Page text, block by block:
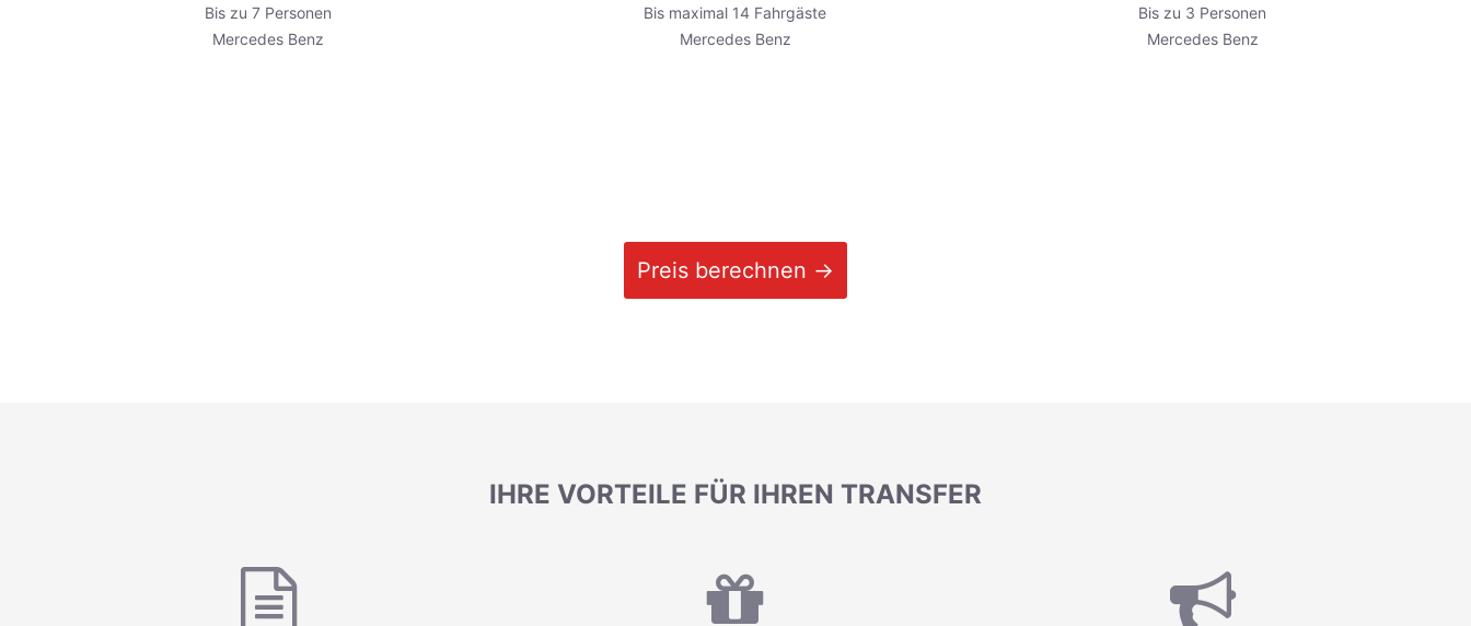
Bis zu 7 Personen
Mercedes Benz
Bis maximal 14 Fahrgäste
Mercedes Benz
Bis zu 3 Personen
Mercedes Benz
Preis berechnen →
IHRE VORTEILE FÜR IHREN TRANSFER